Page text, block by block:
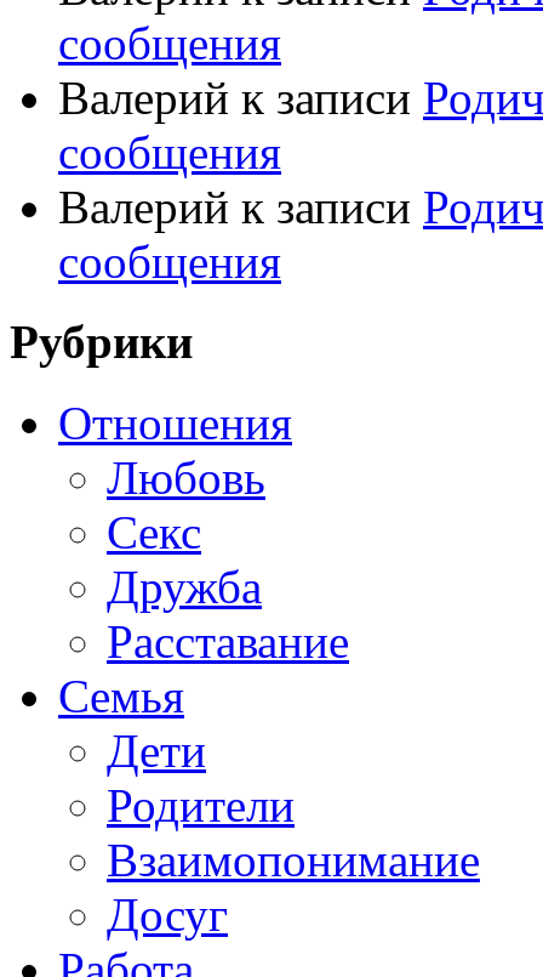
сообщения
Валерий к записи
сообщения
Валерий к записи
сообщения
Рубрики
Отношения
Любовь
Секс
Дружба
Расставание
Семья
Дети
Родители
Взаимопонимание
Досуг